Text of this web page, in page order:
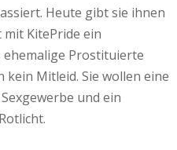
Heute gibt sie ihnen
KitePride ein
Prostituierte
kein Mitleid. Sie wollen eine
und ein